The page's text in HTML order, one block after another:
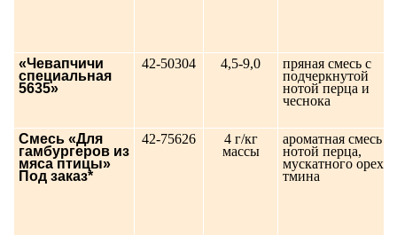
«Чевапчичи
специальная
5635»
42-50304 4,5-9,0
пряная смесь с
подчеркнутой
нотой перца и
чеснока
Смесь «Для
гамбургеров из
мяса птицы»
Под заказ*
42-75626
4 г/кг
массы
ароматная смесь с
нотой перца,
мускатного ореха,
тмина